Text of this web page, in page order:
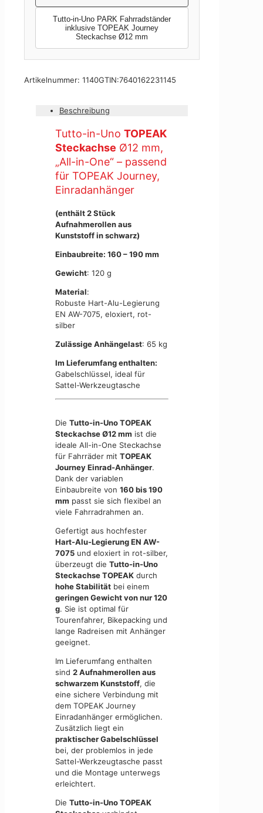
Tutto-in-Uno PARK Fahrradständer
inklusive TOPEAK Journey
Steckachse Ø12 mm
Artikelnummer: 1140GTIN:7640162231145
Beschreibung
Tutto-in-Uno TOPEAK
Steckachse Ø12 mm,
„All-in-One“ – passend
für TOPEAK Journey,
Einradanhänger
(enthält 2 Stück
Aufnahmerollen aus
Kunststoff in schwarz)
Einbaubreite: 160 – 190 mm
Gewicht: 120 g
Material:
Robuste Hart-Alu-Legierung
EN AW-7075, eloxiert, rot-
silber
Zulässige Anhängelast: 65 kg
Im Lieferumfang enthalten:
Gabelschlüssel, ideal für
Sattel-Werkzeugtasche
Die Tutto-in-Uno TOPEAK
Steckachse Ø12 mm ist die
ideale All-in-One Steckachse
für Fahrräder mit TOPEAK
Journey Einrad-Anhänger.
Dank der variablen
Einbaubreite von 160 bis 190
mm passt sie sich flexibel an
viele Fahrradrahmen an.
Gefertigt aus hochfester
Hart-Alu-Legierung EN AW-
7075 und eloxiert in rot-silber,
überzeugt die Tutto-in-Uno
Steckachse TOPEAK durch
hohe Stabilität bei einem
geringen Gewicht von nur 120
g. Sie ist optimal für
Tourenfahrer, Bikepacking und
lange Radreisen mit Anhänger
geeignet.
Im Lieferumfang enthalten
sind 2 Aufnahmerollen aus
schwarzem Kunststoff, die
eine sichere Verbindung mit
dem TOPEAK Journey
Einradanhänger ermöglichen.
Zusätzlich liegt ein
praktischer Gabelschlüssel
bei, der problemlos in jede
Sattel-Werkzeugtasche passt
und die Montage unterwegs
erleichtert.
Die Tutto-in-Uno TOPEAK